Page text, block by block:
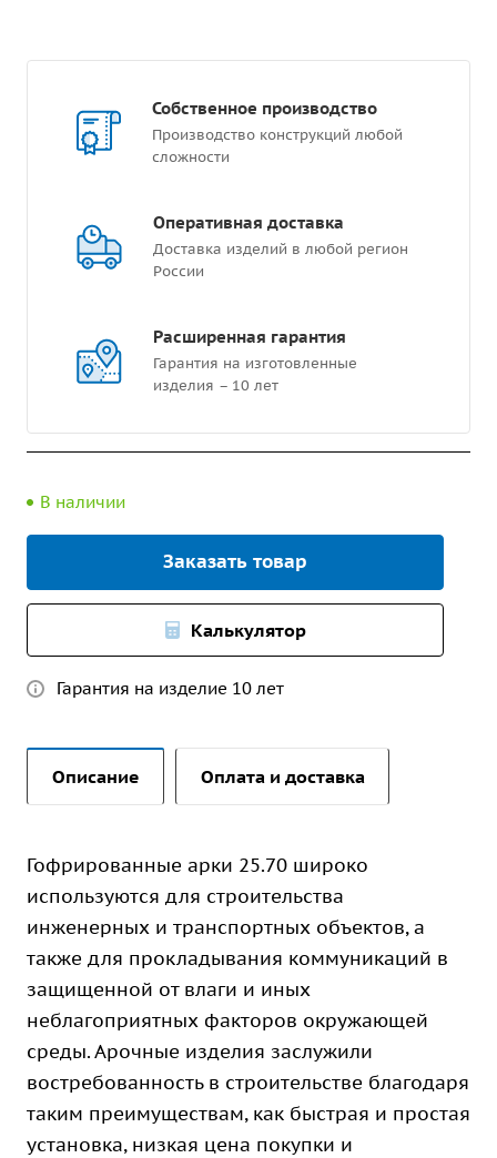
Собственное производство
Производство конструкций любой
сложности
Оперативная доставка
Доставка изделий в любой регион
России
Расширенная гарантия
Гарантия на изготовленные
изделия – 10 лет
В наличии
Заказать товар
Калькулятор
Гарантия на изделие 10 лет
Описание Оплата и доставка
Гофрированные арки 25.70 широко
используются для строительства
инженерных и транспортных объектов, а
также для прокладывания коммуникаций в
защищенной от влаги и иных
неблагоприятных факторов окружающей
среды. Арочные изделия заслужили
востребованность в строительстве благодаря
таким преимуществам, как быстрая и простая
установка, низкая цена покупки и